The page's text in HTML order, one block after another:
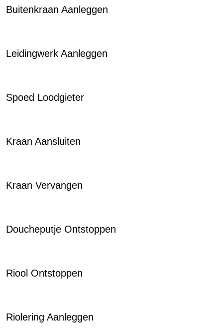
Buitenkraan Aanleggen
Leidingwerk Aanleggen
Spoed Loodgieter
Kraan Aansluiten
Kraan Vervangen
Doucheputje Ontstoppen
Riool Ontstoppen
Riolering Aanleggen